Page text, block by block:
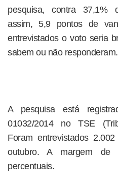
pesquisa, contra 37,1%
assim, 5,9 pontos de
entrevistados o voto seria
sabem ou não responderam.
A pesquisa está
01032/2014 no TSE
Foram entrevistados
outubro. A margem
percentuais.